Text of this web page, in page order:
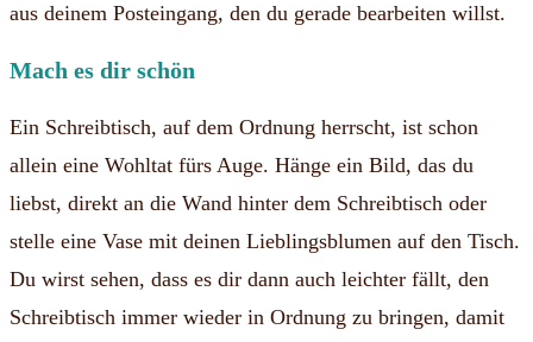
aus deinem Posteingang, den du gerade bearbeiten willst.
Mach es dir schön
Ein Schreibtisch, auf dem Ordnung herrscht, ist schon
allein eine Wohltat fürs Auge. Hänge ein Bild, das du
liebst, direkt an die Wand hinter dem Schreibtisch oder
stelle eine Vase mit deinen Lieblingsblumen auf den Tisch.
Du wirst sehen, dass es dir dann auch leichter fällt, den
Schreibtisch immer wieder in Ordnung zu bringen, damit